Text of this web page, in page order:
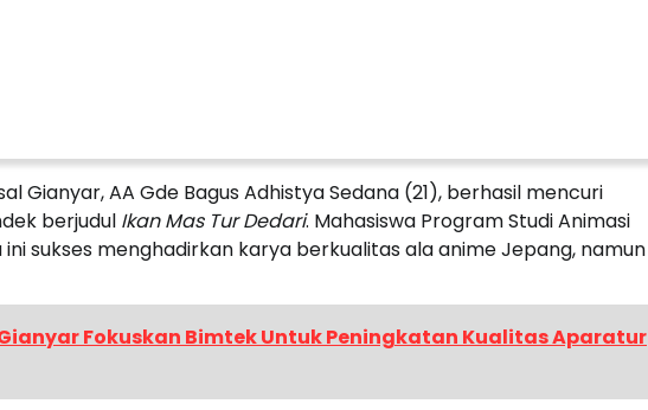
Gianyar, AA Gde Bagus Adhistya Sedana (21), berhasil mencuri
berjudul Ikan Mas Tur Dedari. Mahasiswa Program Studi Animasi
sukses menghadirkan karya berkualitas ala anime Jepang, namun
Fokuskan Bimtek Untuk Peningkatan Kualitas Aparatur